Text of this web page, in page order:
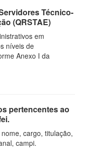
Técnico-
(QRSTAE)
em
níveis de
Anexo I da
pertencentes ao
cargo, titulação,
campi.